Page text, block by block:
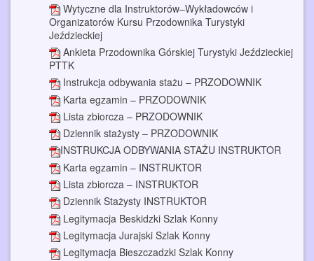
Wytyczne dla Instruktorów–Wykładowców i
Organizatorów Kursu Przodownika Turystyki
Jeździeckiej
Ankieta Przodownika Górskiej Turystyki Jeździeckiej
PTTK
Instrukcja odbywania stażu – PRZODOWNIK
Karta egzamin – PRZODOWNIK
Lista zbiorcza – PRZODOWNIK
Dziennik stażysty – PRZODOWNIK
INSTRUKCJA ODBYWANIA STAŻU INSTRUKTOR
Karta egzamin – INSTRUKTOR
Lista zbiorcza – INSTRUKTOR
Dziennik Stażysty INSTRUKTOR
Legitymacja Beskidzki Szlak Konny
Legitymacja Jurajski Szlak Konny
Legitymacja Bieszczadzki Szlak Konny